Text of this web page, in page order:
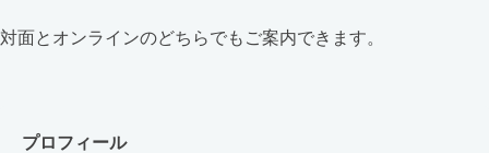
対面とオンラインのどちらでもご案内できます。
プロフィール